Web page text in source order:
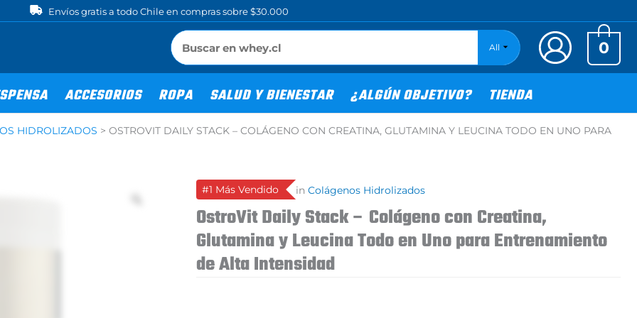
Envíos gratis a todo Chile en compras sobre $30.000
All 0
ACCESORIOS ROPA SALUD Y BIENESTAR ¿ALGÚN OBJETIVO? TIENDA
HIDROLIZADOS > OSTROVIT DAILY STACK – COLÁGENO CON CREATINA, GLUTAMINA Y LEUCINA TODO EN UNO PARA
#1 Más Vendido in Colágenos Hidrolizados
OstroVit Daily Stack – Colágeno con Creatina,
Glutamina y Leucina Todo en Uno para Entrenamiento
de Alta Intensidad